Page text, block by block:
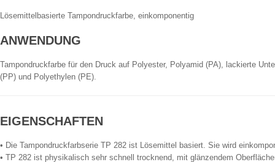
Lösemittelbasierte Tampondruckfarbe, einkomponentig
ANWENDUNG
Tampondruckfarbe für den Druck auf Polyester, Polyamid (PA), lackierte
(PP) und Polyethylen (PE).
EIGENSCHAFTEN
• Die Tampondruckfarbserie TP 282 ist Lösemittel basiert. Sie wird
• TP 282 ist physikalisch sehr schnell trocknend, mit glänzendem